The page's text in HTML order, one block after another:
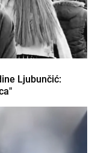
Ljubunčić: